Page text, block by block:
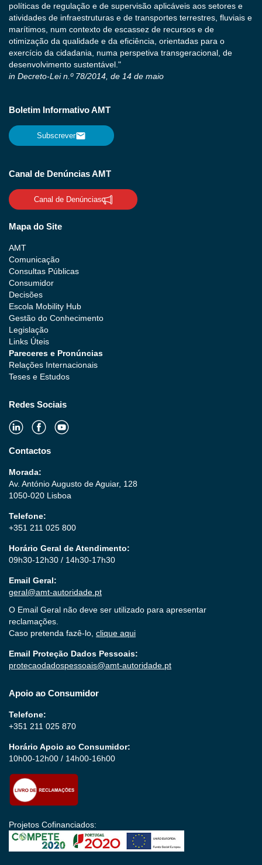
políticas de regulação e de supervisão aplicáveis aos setores e
atividades de infraestruturas e de transportes terrestres, fluviais e
marítimos, num contexto de escassez de recursos e de
otimização da qualidade e da eficiência, orientadas para o
exercício da cidadania, numa perspetiva transgeracional, de
desenvolvimento sustentável."
in Decreto-Lei n.º 78/2014, de 14 de maio
Boletim Informativo AMT
Subscrever
Canal de Denúncias AMT
Canal de Denúncias
Mapa do Site
AMT
Comunicação
Consultas Públicas
Consumidor
Decisões
Escola Mobility Hub
Gestão do Conhecimento
Legislação
Links Úteis
Pareceres e Pronúncias
Relações Internacionais
Teses e Estudos
Redes Sociais
Contactos
Morada:
Av. António Augusto de Aguiar, 128
1050-020 Lisboa
Telefone:
+351 211 025 800
Horário Geral de Atendimento:
09h30-12h30 / 14h30-17h30
Email Geral:
geral@amt-autoridade.pt
O Email Geral não deve ser utilizado para apresentar
reclamações.
Caso pretenda fazê-lo, clique aqui
Email Proteção Dados Pessoais:
protecaodadospessoais@amt-autoridade.pt
Apoio ao Consumidor
Telefone:
+351 211 025 870
Horário Apoio ao Consumidor:
10h00-12h00 / 14h00-16h00
Projetos Cofinanciados: